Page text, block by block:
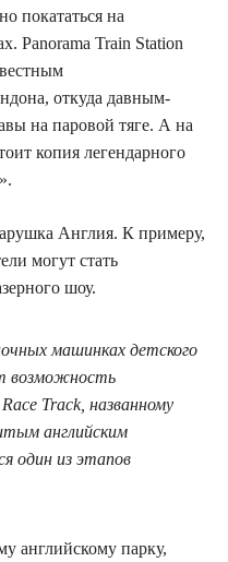
покататься на
Panorama Train Station
откуда давным-
на паровой тяге. А на
копия легендарного
Англия. К примеру,
могут стать
шоу.
машинках детского
возможность
Track, названному
английским
один из этапов
английскому парку,